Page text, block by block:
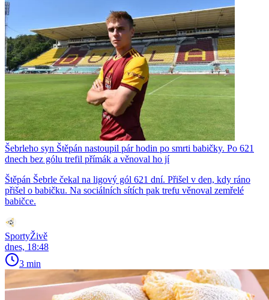
Šebrleho syn Štěpán nastoupil pár hodin po smrti babičky. Po 621
dnech bez gólu trefil přímák a věnoval ho jí
Štěpán Šebrle čekal na ligový gól 621 dní. Přišel v den, kdy ráno
přišel o babičku. Na sociálních sítích pak trefu věnoval zemřelé
babičce.
SportyŽivě
dnes, 18:48
3 min